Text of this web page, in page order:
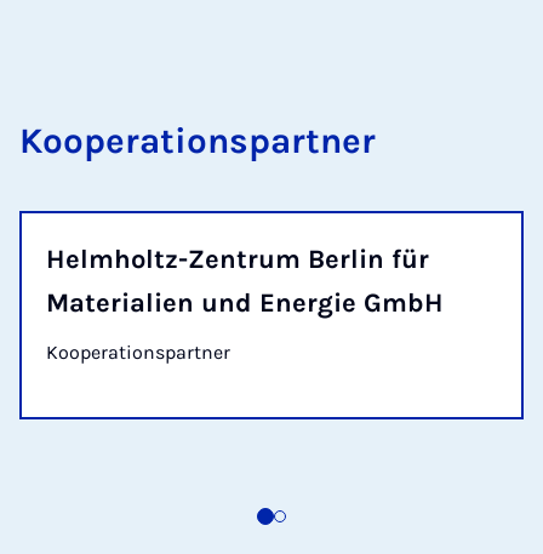
Kooperationspartner
Helmholtz-Zentrum Berlin für
Materialien und Energie GmbH
Kooperationspartner